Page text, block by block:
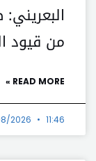
من قيود
READ MORE »
2026 11:46 ص